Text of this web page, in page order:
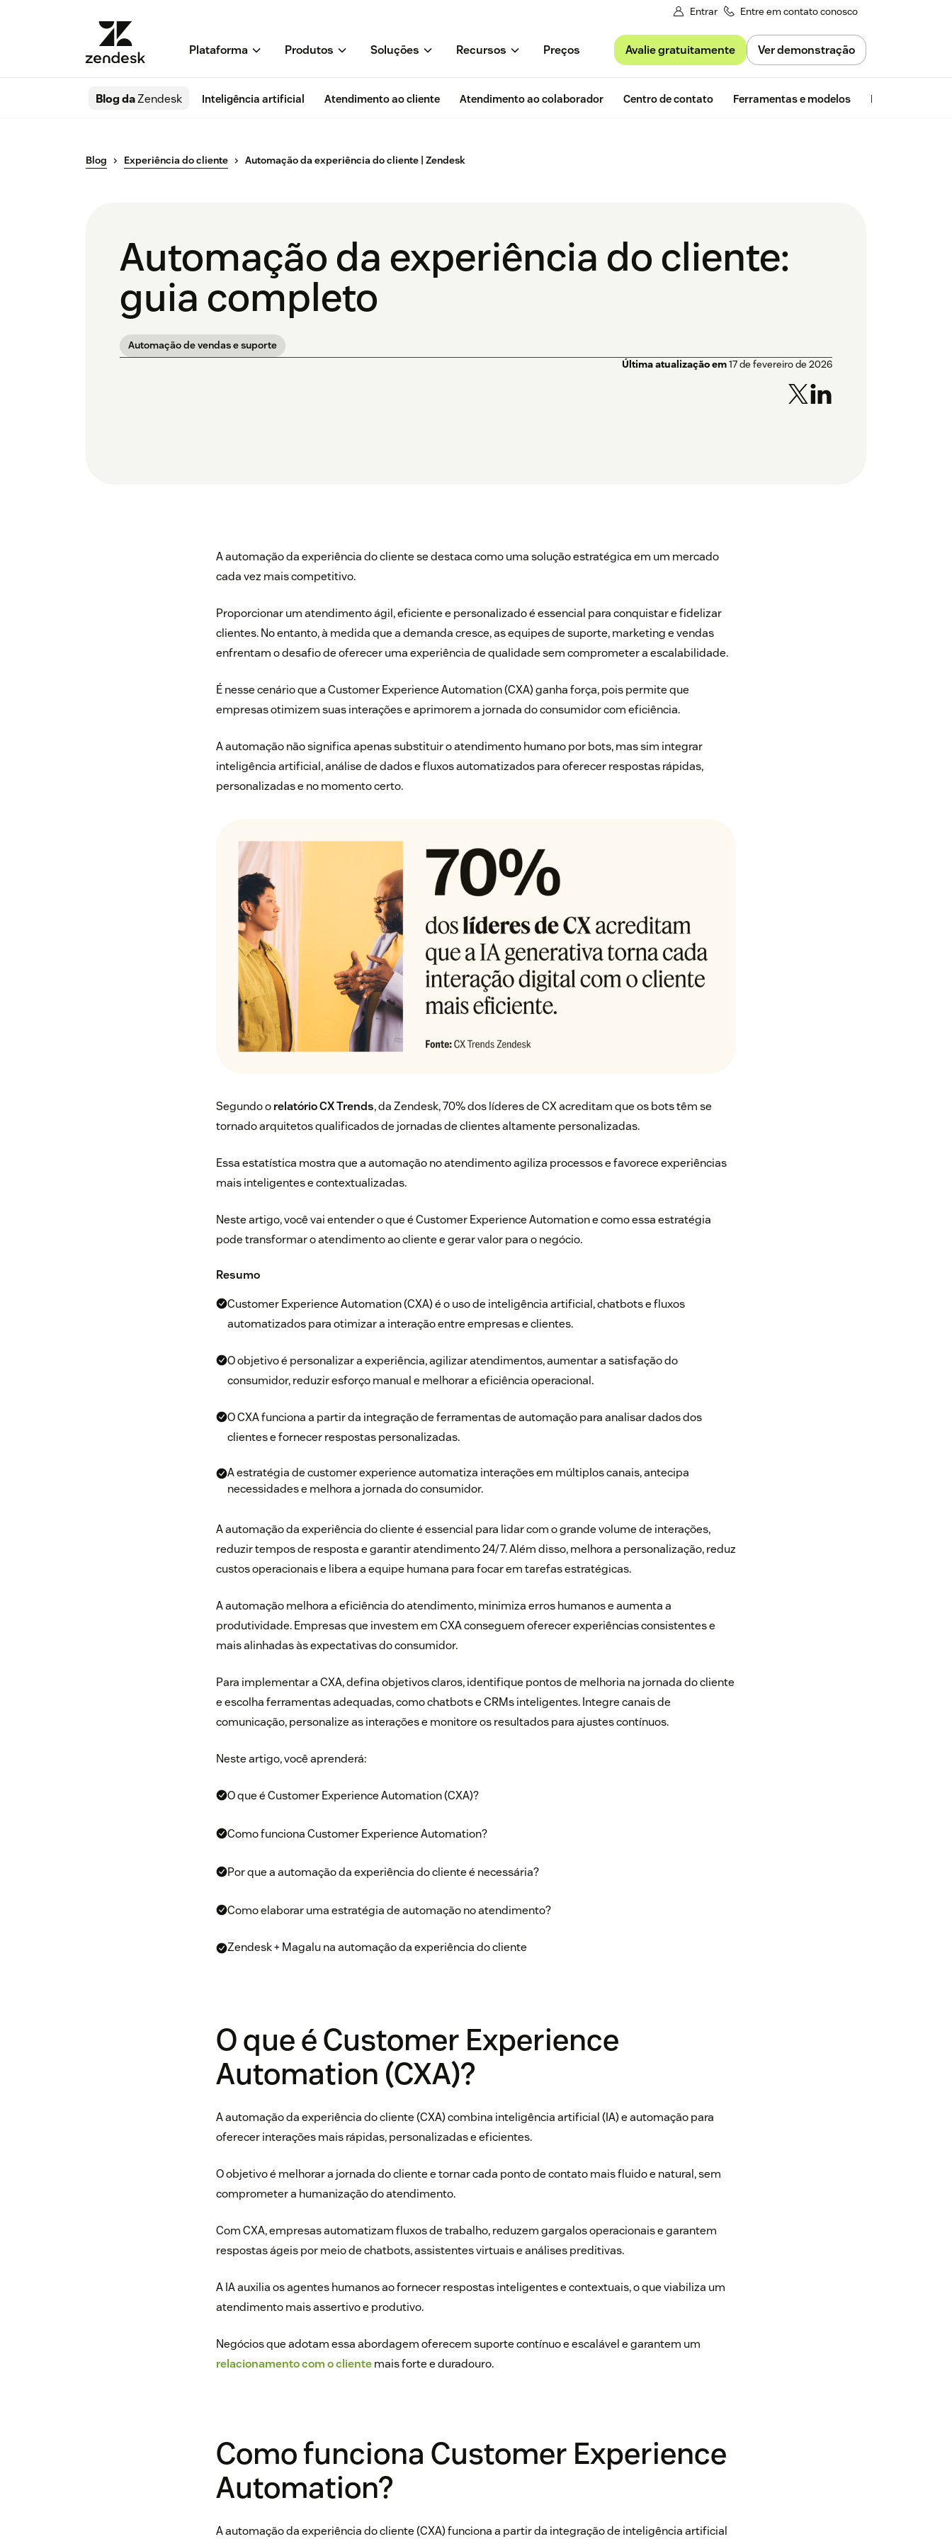
Entrar Entre em contato conosco
Plataforma Produtos Soluções Recursos Preços Avalie gratuitamente Ver demonstração
Blog daZendesk Inteligência artificial Atendimento ao cliente Atendimento ao colaborador Centro de contato Ferramentas e modelos Insights da
Blog Experiência do cliente Automação da experiência do cliente | Zendesk
Automação da experiência do cliente:
guia completo
Automação de vendas e suporte
Última atualização em17 de fevereiro de 2026
A automação da experiência do cliente se destaca como uma solução estratégica em um mercado
cada vez mais competitivo.
Proporcionar um atendimento ágil, eficiente e personalizado é essencial para conquistar e fidelizar
clientes. No entanto, à medida que a demanda cresce, as equipes de suporte, marketing e vendas
enfrentam o desafio de oferecer uma experiência de qualidade sem comprometer a escalabilidade.
É nesse cenário que a Customer Experience Automation (CXA) ganha força, pois permite que
empresas otimizem suas interações e aprimorem a jornada do consumidor com eficiência.
A automação não significa apenas substituir o atendimento humano por bots, mas sim integrar
inteligência artificial, análise de dados e fluxos automatizados para oferecer respostas rápidas,
personalizadas e no momento certo.
Segundo orelatório CX Trends, da Zendesk, 70% dos líderes de CX acreditam que os bots têm se
tornado arquitetos qualificados de jornadas de clientes altamente personalizadas.
Essa estatística mostra que a automação no atendimento agiliza processos e favorece experiências
mais inteligentes e contextualizadas.
Neste artigo, você vai entender o que é Customer Experience Automation e como essa estratégia
pode transformar o atendimento ao cliente e gerar valor para o negócio.
Resumo
Customer Experience Automation (CXA) é o uso de inteligência artificial, chatbots e fluxos
automatizados para otimizar a interação entre empresas e clientes.
O objetivo é personalizar a experiência, agilizar atendimentos, aumentar a satisfação do
consumidor, reduzir esforço manual e melhorar a eficiência operacional.
O CXA funciona a partir da integração de ferramentas de automação para analisar dados dos
clientes e fornecer respostas personalizadas.
A estratégia de customer experience automatiza interações em múltiplos canais, antecipa
necessidades e melhora a jornada do consumidor.
A automação da experiência do cliente é essencial para lidar com o grande volume de interações,
reduzir tempos de resposta e garantir atendimento 24/7. Além disso, melhora a personalização, reduz
custos operacionais e libera a equipe humana para focar em tarefas estratégicas.
A automação melhora a eficiência do atendimento, minimiza erros humanos e aumenta a
produtividade. Empresas que investem em CXA conseguem oferecer experiências consistentes e
mais alinhadas às expectativas do consumidor.
Para implementar a CXA, defina objetivos claros, identifique pontos de melhoria na jornada do cliente
e escolha ferramentas adequadas, como chatbots e CRMs inteligentes. Integre canais de
comunicação, personalize as interações e monitore os resultados para ajustes contínuos.
Neste artigo, você aprenderá:
O que é Customer Experience Automation (CXA)?
Como funciona Customer Experience Automation?
Por que a automação da experiência do cliente é necessária?
Como elaborar uma estratégia de automação no atendimento?
Zendesk + Magalu na automação da experiência do cliente
O que é Customer Experience
Automation (CXA)?
A automação da experiência do cliente (CXA) combina inteligência artificial (IA) e automação para
oferecer interações mais rápidas, personalizadas e eficientes.
O objetivo é melhorar a jornada do cliente e tornar cada ponto de contato mais fluido e natural, sem
comprometer a humanização do atendimento.
Com CXA, empresas automatizam fluxos de trabalho, reduzem gargalos operacionais e garantem
respostas ágeis por meio de chatbots, assistentes virtuais e análises preditivas.
A IA auxilia os agentes humanos ao fornecer respostas inteligentes e contextuais, o que viabiliza um
atendimento mais assertivo e produtivo.
Negócios que adotam essa abordagem oferecem suporte contínuo e escalável e garantem um
relacionamento com o clientemais forte e duradouro.
Como funciona Customer Experience
Automation?
A automação da experiência do cliente (CXA) funciona a partir da integração de inteligência artificial